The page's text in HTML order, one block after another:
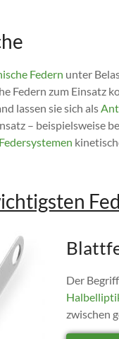
Federn unter
Federn zum Einsatz
lassen sie sich als
– beispielsweise
Federsystemen
Der Begriff
zwischen